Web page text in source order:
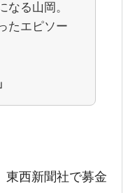
なる山岡。
たエピソー
東西新聞社で募金